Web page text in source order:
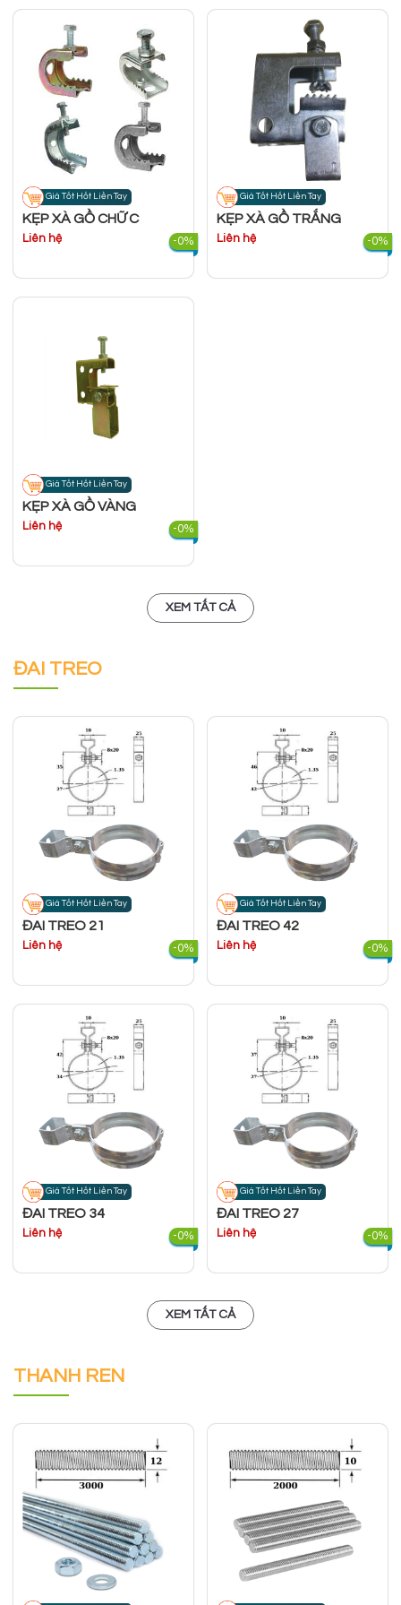
Giá Tốt Hốt Liền Tay
KẸP XÀ GỒ CHỮ C
Liên hệ -0%
Giá Tốt Hốt Liền Tay
KẸP XÀ GỒ TRẮNG
Liên hệ -0%
Giá Tốt Hốt Liền Tay
KẸP XÀ GỒ VÀNG
Liên hệ -0%
XEM TẤT CẢ
ĐAI TREO
Giá Tốt Hốt Liền Tay
ĐAI TREO 21
Liên hệ -0%
Giá Tốt Hốt Liền Tay
ĐAI TREO 42
Liên hệ -0%
Giá Tốt Hốt Liền Tay
ĐAI TREO 34
Liên hệ -0%
Giá Tốt Hốt Liền Tay
ĐAI TREO 27
Liên hệ -0%
XEM TẤT CẢ
THANH REN